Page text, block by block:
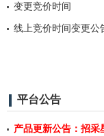
变更竞价时间
线上竞价时间变更公
平台公告
产品更新公告：招采